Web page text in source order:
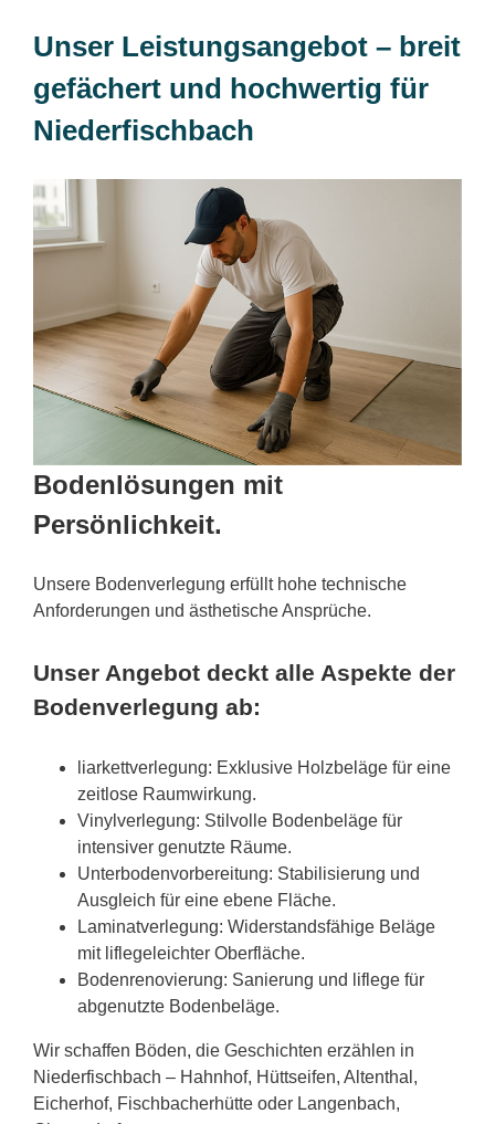
Unser Leistungsangebot – breit
gefächert und hochwertig für
Niederfischbach
Bodenlösungen mit
Persönlichkeit.
Unsere Bodenverlegung erfüllt hohe technische
Anforderungen und ästhetische Ansprüche.
Unser Angebot deckt alle Aspekte der
Bodenverlegung ab:
liarkettverlegung: Exklusive Holzbeläge für eine
zeitlose Raumwirkung.
Vinylverlegung: Stilvolle Bodenbeläge für
intensiver genutzte Räume.
Unterbodenvorbereitung: Stabilisierung und
Ausgleich für eine ebene Fläche.
Laminatverlegung: Widerstandsfähige Beläge
mit liflegeleichter Oberfläche.
Bodenrenovierung: Sanierung und liflege für
abgenutzte Bodenbeläge.
Wir schaffen Böden, die Geschichten erzählen in
Niederfischbach – Hahnhof, Hüttseifen, Altenthal,
Eicherhof, Fischbacherhütte oder Langenbach,